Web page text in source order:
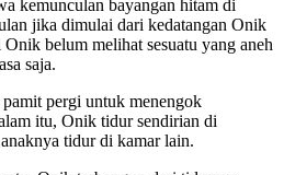
kemunculan bayangan hitam di
jika dimulai dari kedatangan Onik
belum melihat sesuatu yang aneh
saja.
pergi untuk menengok
itu, Onik tidur sendirian di
tidur di kamar lain.